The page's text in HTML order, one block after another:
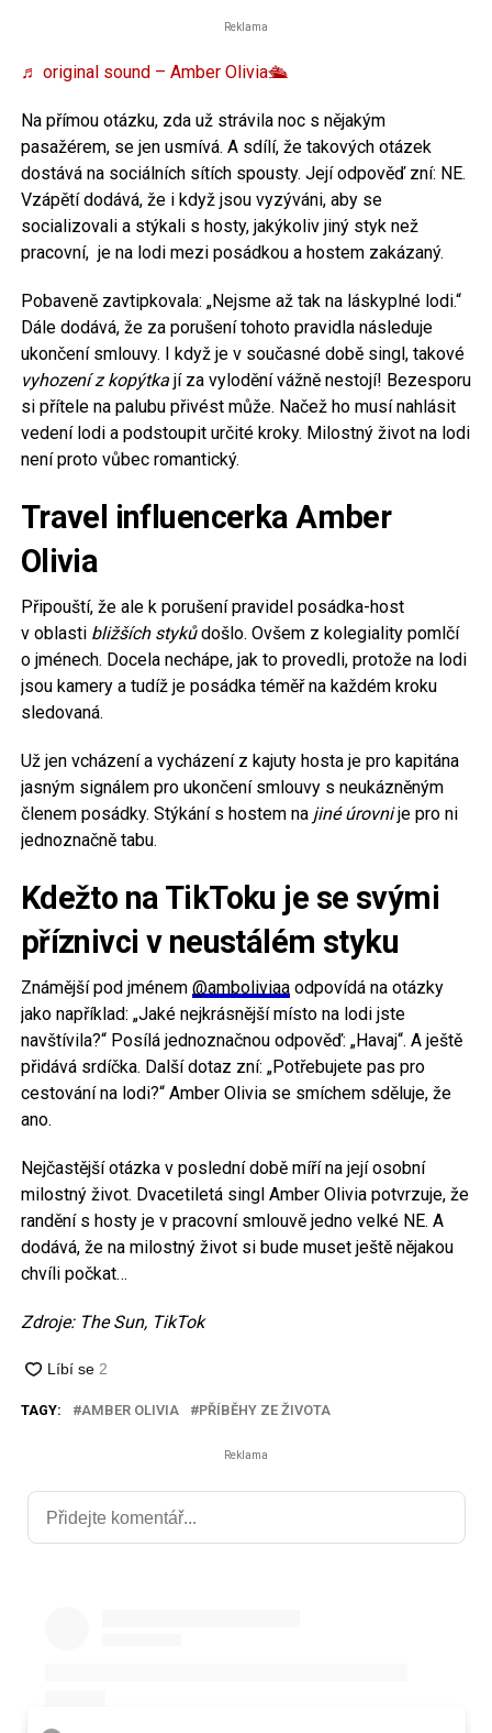
Reklama
♬ original sound – Amber Olivia🛳️
Na přímou otázku, zda už strávila noc s nějakým
pasažérem, se jen usmívá. A sdílí, že takových otázek
dostává na sociálních sítích spousty. Její odpověď zní: NE.
Vzápětí dodává, že i když jsou vyzýváni, aby se
socializovali a stýkali s hosty, jakýkoliv jiný styk než
pracovní, je na lodi mezi posádkou a hostem zakázaný.
Pobaveně zavtipkovala: „Nejsme až tak na láskyplné lodi.“
Dále dodává, že za porušení tohoto pravidla následuje
ukončení smlouvy. I když je v současné době singl, takové
vyhození z kopýtkají za vylodění vážně nestojí! Bezesporu
si přítele na palubu přivést může. Načež ho musí nahlásit
vedení lodi a podstoupit určité kroky. Milostný život na lodi
není proto vůbec romantický.
Travel influencerka Amber
Olivia
Připouští, že ale k porušení pravidel posádka-host
v oblasti bližších stykůdošlo. Ovšem z kolegiality pomlčí
o jménech. Docela nechápe, jak to provedli, protože na lodi
jsou kamery a tudíž je posádka téměř na každém kroku
sledovaná.
Už jen vcházení a vycházení z kajuty hosta je pro kapitána
jasným signálem pro ukončení smlouvy s neukázněným
členem posádky. Stýkání s hostem na jiné úrovnije pro ni
jednoznačně tabu.
Kdežto na TikToku je se svými
příznivci v neustálém styku
Známější pod jménem @amboliviaaodpovídá na otázky
jako například: „Jaké nejkrásnější místo na lodi jste
navštívila?“ Posílá jednoznačnou odpověď: „Havaj“. A ještě
přidává srdíčka. Další dotaz zní: „Potřebujete pas pro
cestování na lodi?“ Amber Olivia se smíchem sděluje, že
ano.
Nejčastější otázka v poslední době míří na její osobní
milostný život. Dvacetiletá singl Amber Olivia potvrzuje, že
randění s hosty je v pracovní smlouvě jedno velké NE. A
dodává, že na milostný život si bude muset ještě nějakou
chvíli počkat…
Zdroje: The Sun, TikTok
TAGY: AMBER OLIVIA PŘÍBĚHY ZE ŽIVOTA
Reklama